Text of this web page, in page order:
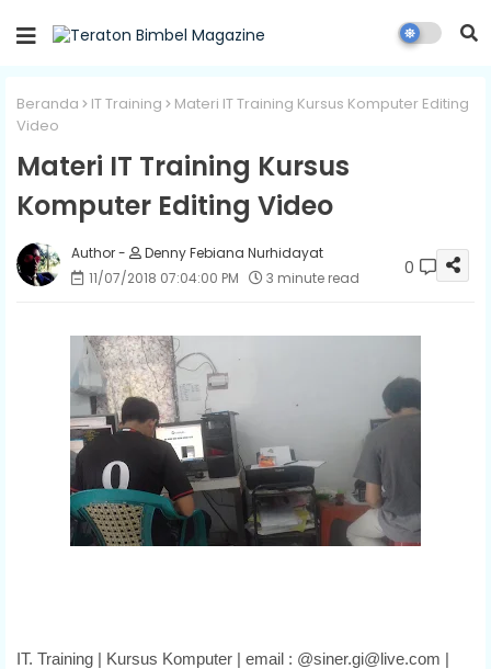
Beranda IT Training
Materi IT Training Kursus Komputer Editing
Video
Materi IT Training Kursus
Komputer Editing Video
Denny Febiana Nurhidayat
11/07/2018 07:04:00 PM
3 minute read 0
IT. Training | Kursus Komputer | email : @siner.gi@live.com |